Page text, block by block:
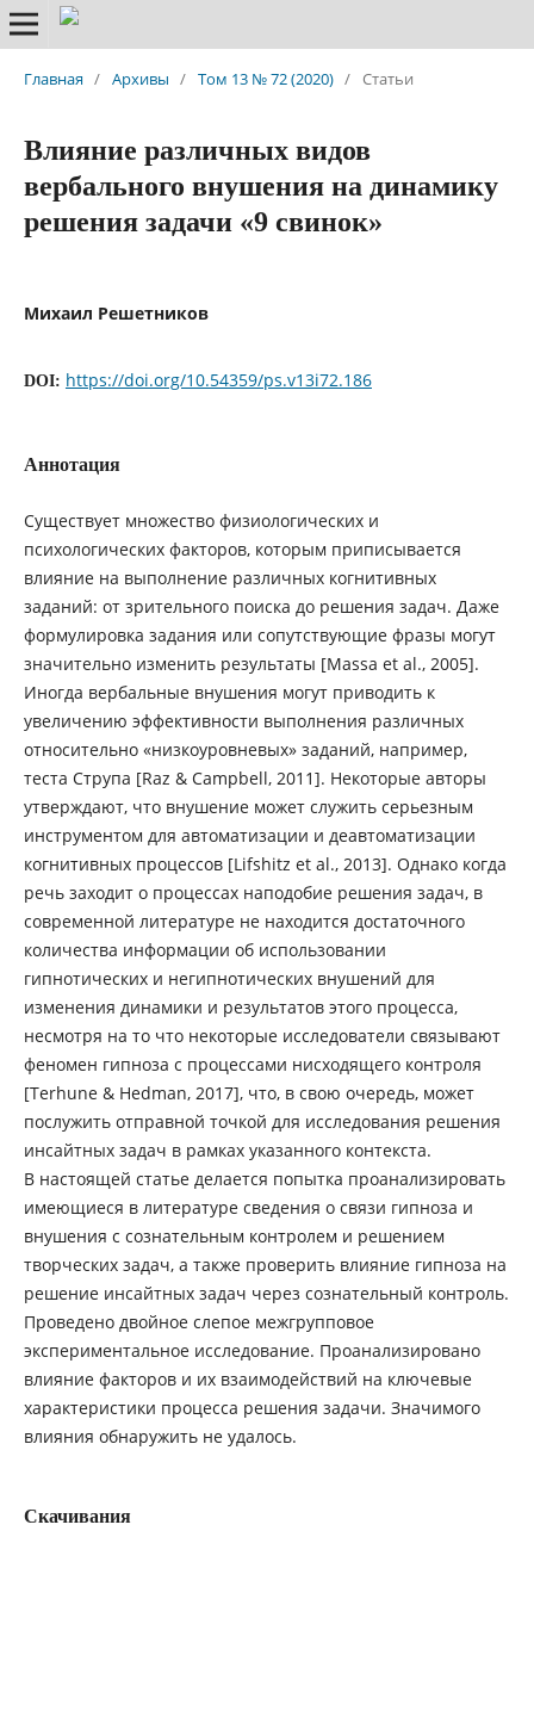
Главная / Архивы / Том 13 № 72 (2020) / Статьи
Влияние различных видов
вербального внушения на динамику
решения задачи «9 свинок»
Михаил Решетников
DOI: https://doi.org/10.54359/ps.v13i72.186
Аннотация
Существует множество физиологических и
психологических факторов, которым приписывается
влияние на выполнение различных когнитивных
заданий: от зрительного поиска до решения задач. Даже
формулировка задания или сопутствующие фразы могут
значительно изменить результаты [Massa et al., 2005].
Иногда вербальные внушения могут приводить к
увеличению эффективности выполнения различных
относительно «низкоуровневых» заданий, например,
теста Струпа [Raz & Campbell, 2011]. Некоторые авторы
утверждают, что внушение может служить серьезным
инструментом для автоматизации и деавтоматизации
когнитивных процессов [Lifshitz et al., 2013]. Однако когда
речь заходит о процессах наподобие решения задач, в
современной литературе не находится достаточного
количества информации об использовании
гипнотических и негипнотических внушений для
изменения динамики и результатов этого процесса,
несмотря на то что некоторые исследователи связывают
феномен гипноза с процессами нисходящего контроля
[Terhune & Hedman, 2017], что, в свою очередь, может
послужить отправной точкой для исследования решения
инсайтных задач в рамках указанного контекста.
В настоящей статье делается попытка проанализировать
имеющиеся в литературе сведения о связи гипноза и
внушения с сознательным контролем и решением
творческих задач, а также проверить влияние гипноза на
решение инсайтных задач через сознательный контроль.
Проведено двойное слепое межгрупповое
экспериментальное исследование. Проанализировано
влияние факторов и их взаимодействий на ключевые
характеристики процесса решения задачи. Значимого
влияния обнаружить не удалось.
Скачивания